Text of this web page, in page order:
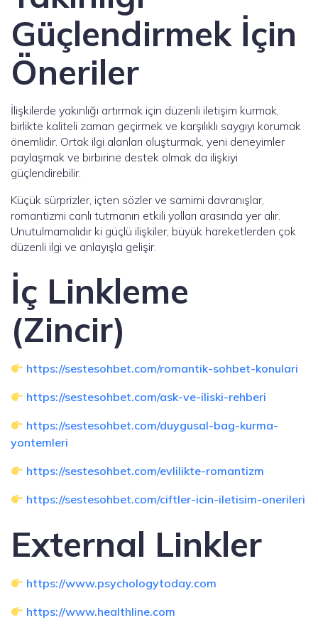
Güçlendirmek İçin
Öneriler
İlişkilerde yakınlığı artırmak için düzenli iletişim kurmak,
birlikte kaliteli zaman geçirmek ve karşılıklı saygıyı korumak
önemlidir. Ortak ilgi alanları oluşturmak, yeni deneyimler
paylaşmak ve birbirine destek olmak da ilişkiyi
güçlendirebilir.
Küçük sürprizler, içten sözler ve samimi davranışlar,
romantizmi canlı tutmanın etkili yolları arasında yer alır.
Unutulmamalıdır ki güçlü ilişkiler, büyük hareketlerden çok
düzenli ilgi ve anlayışla gelişir.
İç Linkleme
(Zincir)
https://sestesohbet.com/romantik-sohbet-konulari
https://sestesohbet.com/ask-ve-iliski-rehberi
https://sestesohbet.com/duygusal-bag-kurma-
yontemleri
https://sestesohbet.com/evlilikte-romantizm
https://sestesohbet.com/ciftler-icin-iletisim-onerileri
External Linkler
https://www.psychologytoday.com
https://www.healthline.com